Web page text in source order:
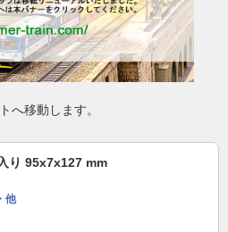
へ移動します。
り 95x7x127 mm
他